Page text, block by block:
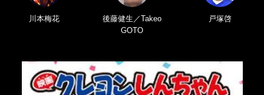
川本梅花
後藤健生／Takeo
GOTO
戸塚啓